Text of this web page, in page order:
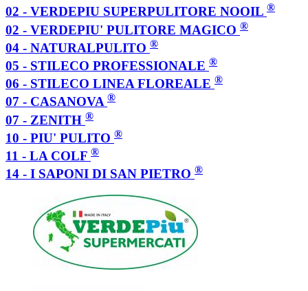
02 - VERDEPIU SUPERPULITORE NOOIL ®
02 - VERDEPIU' PULITORE MAGICO ®
04 - NATURALPULITO ®
05 - STILECO PROFESSIONALE ®
06 - STILECO LINEA FLOREALE ®
07 - CASANOVA ®
07 - ZENITH ®
10 - PIU' PULITO ®
11 - LA COLF ®
14 - I SAPONI DI SAN PIETRO ®